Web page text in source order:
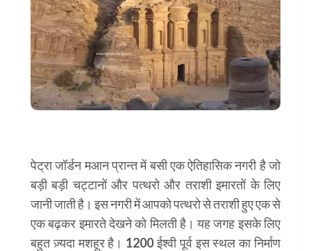
पेट्रा जॉर्डन मआन प्रान्त में बसी एक ऐतिहासिक नगरी है जो
बड़ी बड़ी चट्टानों और पत्थरो और तराशी इमारतों के लिए
जानी जाती है। इस नगरी में आपको पत्थरो से तराशी हुए एक से
एक बढ़कर इमारते देखने को मिलती है। यह जगह इसके लिए
बहुत ज़्यदा मशहूर है। 1200 ईश्वी पूर्व इस स्थल का निर्माण